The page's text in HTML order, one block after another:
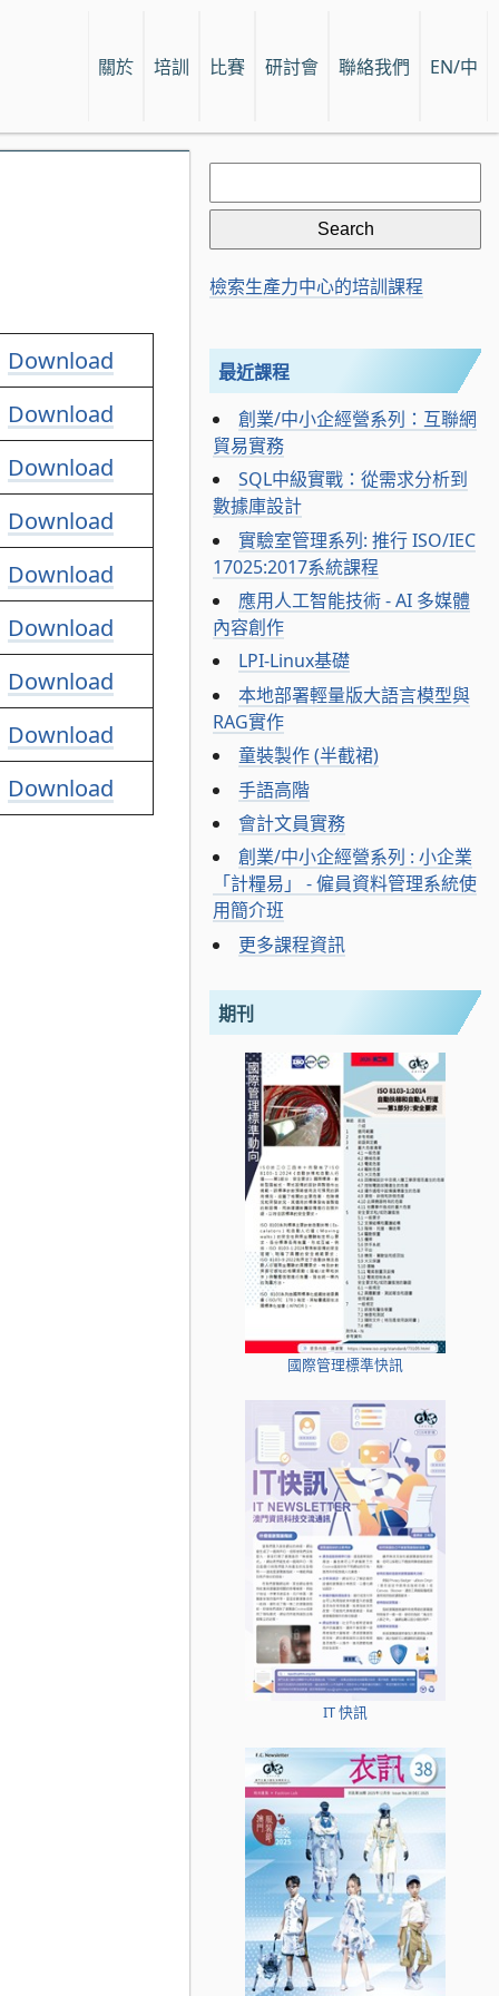
關於 培訓 比賽 研討會 聯絡我們 EN/中
Download
Download
Download
Download
Download
Download
Download
Download
Download
Search
for:
檢索生產力中心的培訓課程
最近課程
創業/中小企經營系列：互聯網
貿易實務
SQL中級實戰：從需求分析到
數據庫設計
實驗室管理系列: 推行 ISO/IEC
17025:2017系統課程
應用人工智能技術 - AI 多媒體
內容創作
LPI-Linux基礎
本地部署輕量版大語言模型與
RAG實作
童裝製作 (半截裙)
手語高階
會計文員實務
創業/中小企經營系列 : 小企業
「計糧易」 - 僱員資料管理系統使
用簡介班
更多課程資訊
期刊
國際管理標準快訊
IT 快訊